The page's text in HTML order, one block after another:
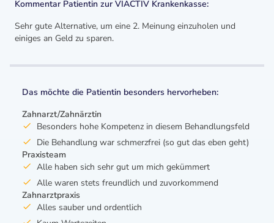
Kommentar Patientin zur VIACTIV Krankenkasse:
Sehr gute Alternative, um eine 2. Meinung einzuholen und
einiges an Geld zu sparen.
Das möchte die Patientin besonders hervorheben:
Zahnarzt/Zahnärztin
Besonders hohe Kompetenz in diesem Behandlungsfeld
Die Behandlung war schmerzfrei (so gut das eben geht)
Praxisteam
Alle haben sich sehr gut um mich gekümmert
Alle waren stets freundlich und zuvorkommend
Zahnarztpraxis
Alles sauber und ordentlich